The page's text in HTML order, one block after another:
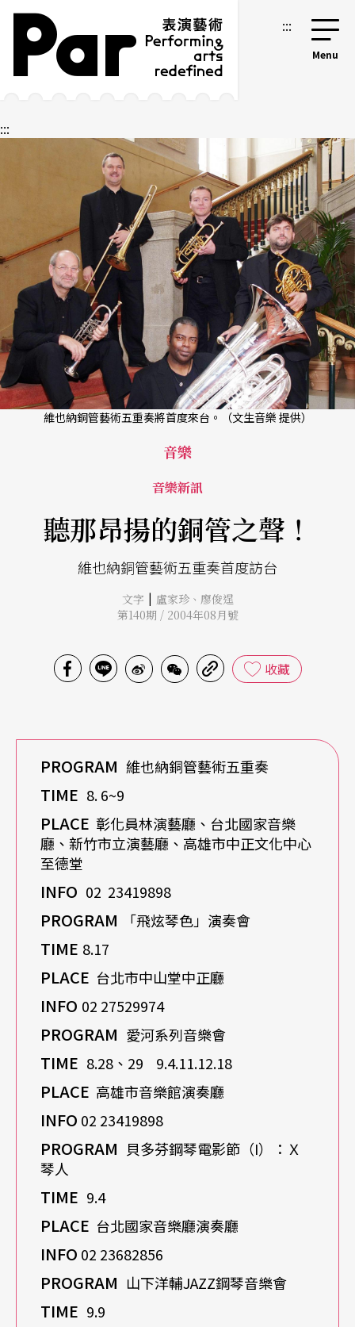
跳到主要內容區塊
網站導覽 :::
:::
維也納銅管藝術五重奏將首度來台。（文生音樂 提供）
音樂
音樂新訊
聽那昂揚的銅管之聲！
維也納銅管藝術五重奏首度訪台
文字 | 盧家珍、 廖俊逞
第140期 / 2004年08月號
收藏
PROGRAM 維也納銅管藝術五重奏
TIME 8. 6~9
PLACE 彰化員林演藝廳、台北國家音樂
廳、新竹市立演藝廳、高雄市中正文化中心
至德堂
INFO 02 23419898
PROGRAM 「飛炫琴色」演奏會
TIME 8.17
PLACE 台北市中山堂中正廳
INFO 02 27529974
PROGRAM 愛河系列音樂會
TIME 8.28、29 9.4.11.12.18
PLACE 高雄市音樂館演奏廳
INFO 02 23419898
PROGRAM 貝多芬鋼琴電影節（I）：Ｘ
琴人
TIME 9.4
PLACE 台北國家音樂廳演奏廳
INFO 02 23682856
PROGRAM 山下洋輔JAZZ鋼琴音樂會
TIME 9.9